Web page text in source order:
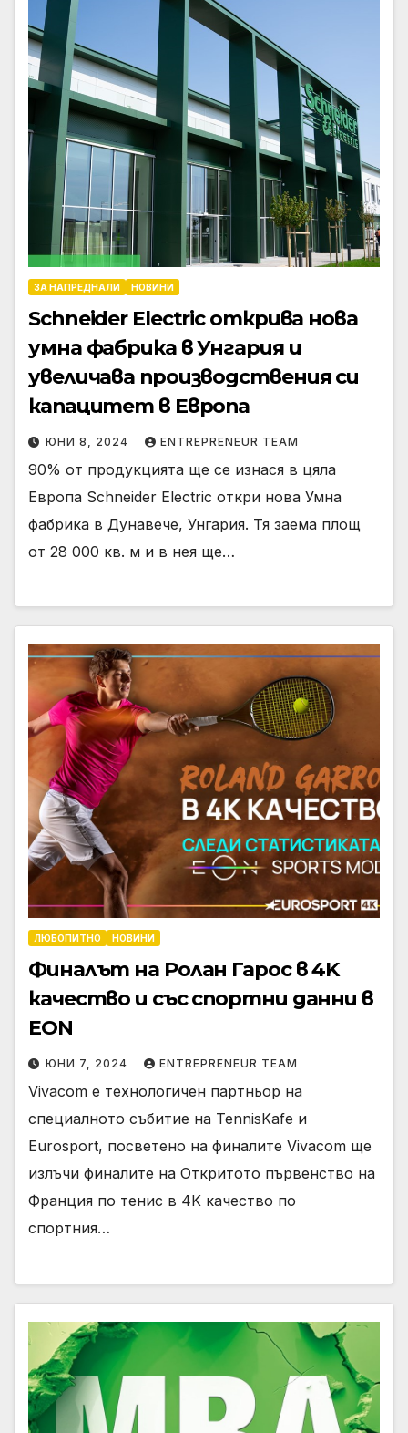
ЗА НАПРЕДНАЛИ НОВИНИ
Schneider Electric открива нова
умна фабрика в Унгария и
увеличава производствения си
капацитет в Европа
ЮНИ 8, 2024 ENTREPRENEUR TEAM
90% от продукцията ще се изнася в цяла
Европа Schneider Electric откри нова Умна
фабрика в Дунавече, Унгария. Тя заема площ
от 28 000 кв. м и в нея ще…
ЛЮБОПИТНО НОВИНИ
Финалът на Ролан Гарос в 4K
качество и със спортни данни в
EON
ЮНИ 7, 2024 ENTREPRENEUR TEAM
Vivacom е технологичен партньор на
специалното събитие на TennisKafe и
Eurosport, посветено на финалите Vivacom ще
излъчи финалите на Откритото първенство на
Франция по тенис в 4K качество по
спортния…